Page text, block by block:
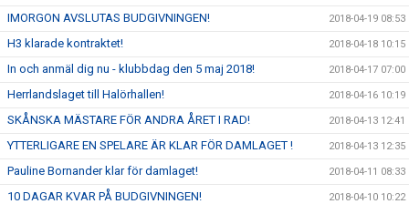
IMORGON AVSLUTAS BUDGIVNINGEN! 2018-04-19 08:53
H3 klarade kontraktet! 2018-04-18 10:15
In och anmäl dig nu - klubbdag den 5 maj 2018! 2018-04-17 07:00
Herrlandslaget till Halörhallen! 2018-04-16 10:19
SKÅNSKA MÄSTARE FÖR ANDRA ÅRET I RAD! 2018-04-13 12:41
YTTERLIGARE EN SPELARE ÄR KLAR FÖR DAMLAGET ! 2018-04-13 12:35
Pauline Bornander klar för damlaget! 2018-04-11 08:33
10 DAGAR KVAR PÅ BUDGIVNINGEN! 2018-04-10 10:22